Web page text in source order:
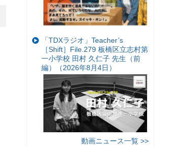
「TDXラジオ」Teacher’s
［Shift］File.279 板橋区立志村第
一小学校 田村 久仁子 先生（前
編）（2026年8月4日）
動画ニュース一覧 >>